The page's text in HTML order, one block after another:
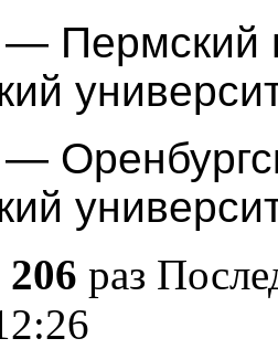
Пермский
206 раз